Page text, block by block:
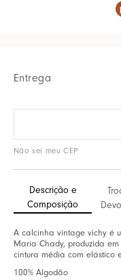
Entrega
Não sei meu CEP
Descrição e
Composição
A calcinha vintage vichy é
Maria Chady, produzida
cintura média com elástico
100% Algodão